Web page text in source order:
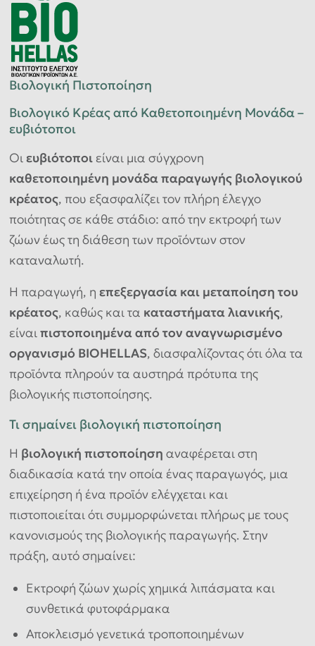
Βιολογική Πιστοποίηση
Βιολογικό Κρέας από Καθετοποιημένη Μονάδα –
ευβιότοποι
Οιευβιότοποιείναι μια σύγχρονη
καθετοποιημένη μονάδα παραγωγής βιολογικού
κρέατος, που εξασφαλίζει τον πλήρη έλεγχο
ποιότητας σε κάθε στάδιο: από την εκτροφή των
ζώων έως τη διάθεση των προϊόντων στον
καταναλωτή.
Η παραγωγή, η επεξεργασία και μεταποίηση του
κρέατος, καθώς και τα καταστήματα λιανικής,
είναιπιστοποιημένα από τον αναγνωρισμένο
οργανισμό BIOHELLAS, διασφαλίζοντας ότι όλα τα
προϊόντα πληρούν τα αυστηρά πρότυπα της
βιολογικής πιστοποίησης.
Τι σημαίνει βιολογική πιστοποίηση
Η βιολογική πιστοποίηση αναφέρεται στη
διαδικασία κατά την οποία ένας παραγωγός, μια
επιχείρηση ή ένα προϊόν ελέγχεται και
πιστοποιείται ότι συμμορφώνεται πλήρως με τους
κανονισμούς της βιολογικής παραγωγής. Στην
πράξη, αυτό σημαίνει:
Εκτροφή ζώων χωρίς χημικά λιπάσματα και
συνθετικά φυτοφάρμακα
Αποκλεισμό γενετικά τροποποιημένων